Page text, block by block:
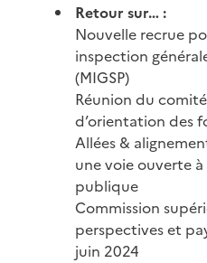
Retour sur… :
Nouvelle recrue
inspection
(MIGSP)
Réunion du
d’orientation des
Allées &
une voie ouverte
publique
Commission
perspectives et
juin 2024